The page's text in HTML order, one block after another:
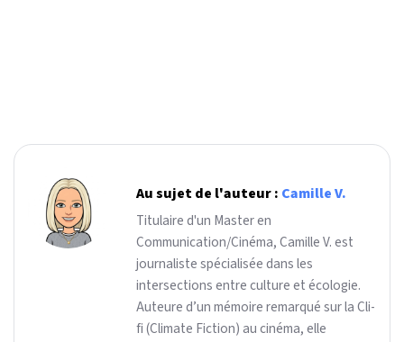
Au sujet de l'auteur : Camille V.
Titulaire d'un Master en
Communication/Cinéma, Camille V. est
journaliste spécialisée dans les
intersections entre culture et écologie.
Auteure d’un mémoire remarqué sur la Cli-
fi (Climate Fiction) au cinéma, elle